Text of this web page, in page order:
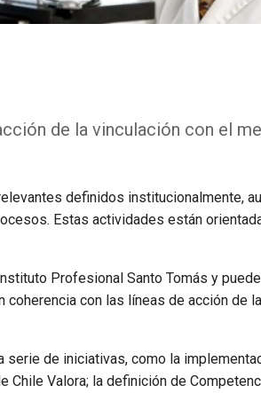
de la vinculación con el
definidos institucionalmente,
Estas actividades están
Profesional Santo Tomás y
coherencia con las líneas de acción de la
serie de iniciativas, como la
Chile Valora; la definición de